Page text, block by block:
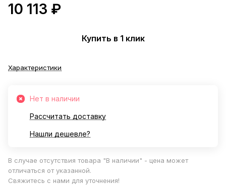
10 113 ₽
Купить в 1 клик
Характеристики
Нет в наличии
Рассчитать доставку
Нашли дешевле?
В случае отсутствия товара "В наличии" - цена может
отличаться от указанной.
Свяжитесь с нами для уточнения!